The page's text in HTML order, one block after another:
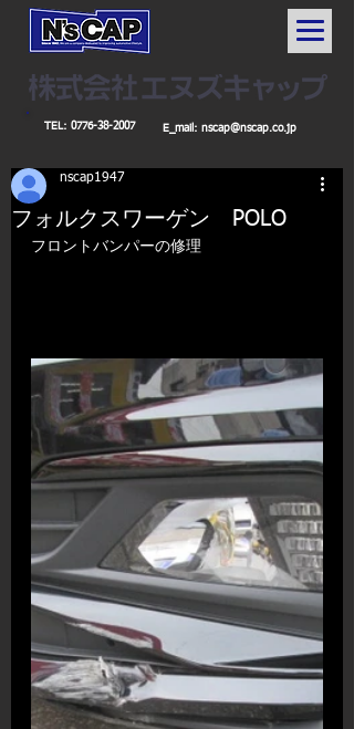
TEL: 0776-38-2007 E_mail: nscap@nscap.co.jp
フォルクスワーゲン POLO
nscap1947
フロントバンパーの修理